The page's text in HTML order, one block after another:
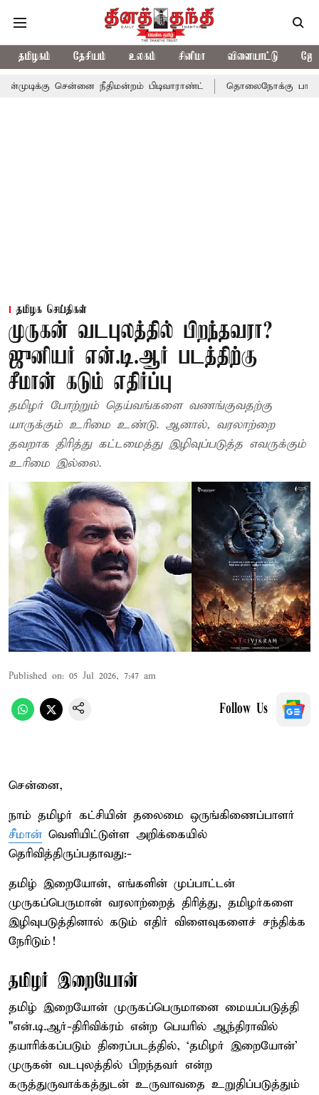
தமிழகம் தேசியம் உலகம் சினிமா விளையாட்டு
நீதிமன்றம் பிடிவாராண்ட் தொலைநோக்கு பார்வையுடன்
தமிழக செய்திகள்
முருகன் வடபுலத்தில் பிறந்தவரா?
ஜுனியர் என்.டி.ஆர் படத்திற்கு
சீமான் கடும் எதிர்ப்பு
தமிழர் போற்றும் தெய்வங்களை வணங்குவதற்கு
யாருக்கும் உரிமை உண்டு. ஆனால், வரலாற்றை
தவறாக திரித்து கட்டமைத்து இழிவுப்படுத்த எவருக்கும்
உரிமை இல்லை.
Published on: 05 Jul 2026, 7:47 am
Follow Us
சென்னை,
நாம் தமிழர் கட்சியின் தலைமை ஒருங்கிணைப்பாளர்
சீமான் வெளியிட்டுள்ள அறிக்கையில்
தெரிவித்திருப்பதாவது:-
தமிழ் இறையோன், எங்களின் முப்பாட்டன்
முருகப்பெருமான் வரலாற்றைத் திரித்து, தமிழர்களை
இழிவுபடுத்தினால் கடும் எதிர் விளைவுகளைச் சந்திக்க
நேரிடும்!
தமிழர் இறையோன்
தமிழ் இறையோன் முருகப்பெருமானை மையப்படுத்தி
"என்.டி.ஆர்-திரிவிக்ரம் என்ற பெயரில் ஆந்திராவில்
தயாரிக்கப்படும் திரைப்படத்தில், ‘தமிழர் இறையோன்’
முருகன் வடபுலத்தில் பிறந்தவர் என்ற
கருத்துருவாக்கத்துடன் உருவாவதை உறுதிப்படுத்தும்